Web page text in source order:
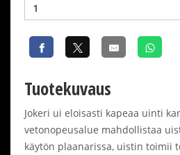
Tuotekuvaus
Jokeri ui eloisasti kapeaa uinti
vetonopeusalue mahdollistaa
käytön plaanarissa, uistin toimii